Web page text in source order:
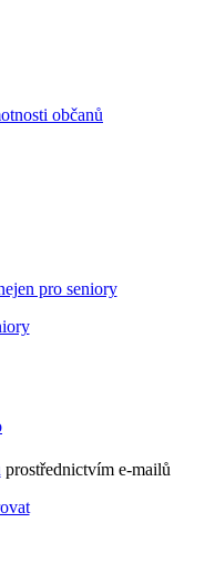
občanů
pro seniory
prostřednictvím e-mailů